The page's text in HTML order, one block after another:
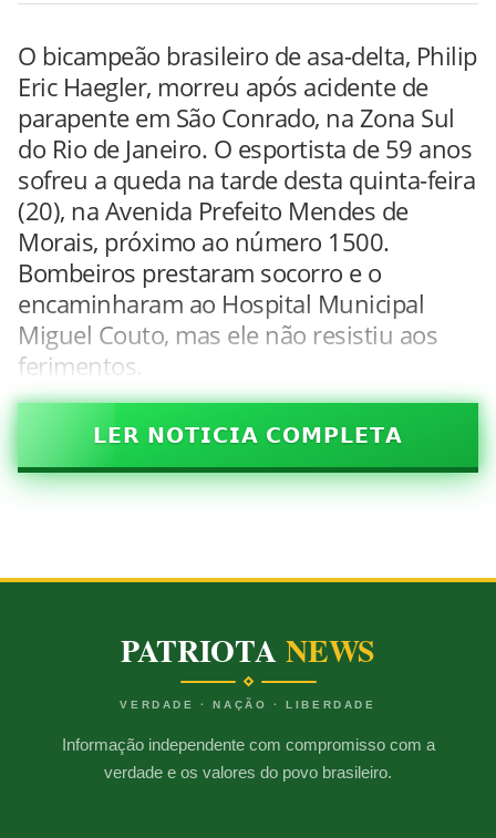
O bicampeão brasileiro de asa-delta, Philip
Eric Haegler, morreu após acidente de
parapente em São Conrado, na Zona Sul
do Rio de Janeiro. O esportista de 59 anos
sofreu a queda na tarde desta quinta-feira
(20), na Avenida Prefeito Mendes de
Morais, próximo ao número 1500.
Bombeiros prestaram socorro e o
encaminharam ao Hospital Municipal
Miguel Couto, mas ele não resistiu aos
ferimentos.
𝗟𝗘𝗥 𝗡𝗢𝗧𝗜𝗖𝗜𝗔 𝗖𝗢𝗠𝗣𝗟𝗘𝗧𝗔
PATRIOTANEWS
VERDADE · NAÇÃO · LIBERDADE
Informação independente com compromisso com a
verdade e os valores do povo brasileiro.